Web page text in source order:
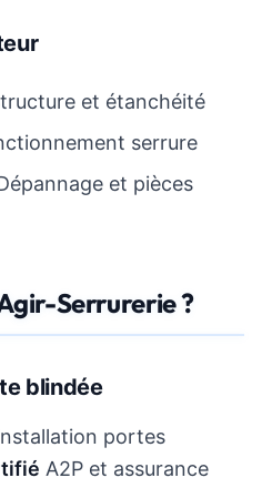
et étanchéité
serrure
et pièces
Serrurerie ?
blindée
portes
A2P et assurance